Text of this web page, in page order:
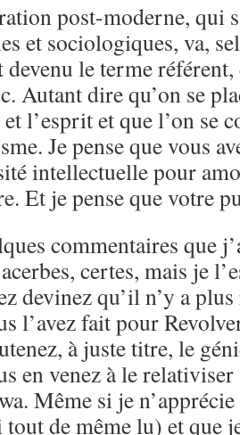
post-moderne, qui
et sociologiques, va,
devenu le terme
Autant dire qu’on se
l’esprit et que l’on se
Je pense que vous
intellectuelle pour
Et je pense que votre
commentaires que
certes, mais je
devinez qu’il n’y a
l’avez fait pour
à juste titre, le
en venez à le
Même si je
tout de même lu) et que